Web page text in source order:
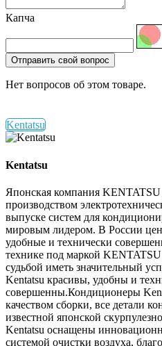
Капча
Отправить свой вопрос
Нет вопросов об этом товаре.
Kentatsu
Kentatsu
Японская компания KENTATSU
производством
выпуске систем для
мировым лидером. В России
удобные и технически
технике под маркой KENTATSU
судьбой иметь значительный
Kentatsu красивы, удобны и
совершенны.Кондиционеры
качеством сборки, все детали
известной японской
Kentatsu оснащены
системой очистки воздуха,